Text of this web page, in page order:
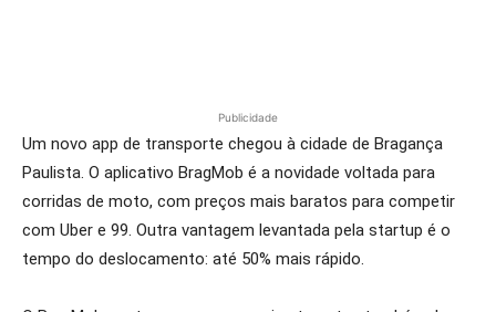
Publicidade
Um novo app de transporte chegou à cidade de Bragança
Paulista. O aplicativo BragMob é a novidade voltada para
corridas de moto, com preços mais baratos para competir
com Uber e 99. Outra vantagem levantada pela startup é o
tempo do deslocamento: até 50% mais rápido.